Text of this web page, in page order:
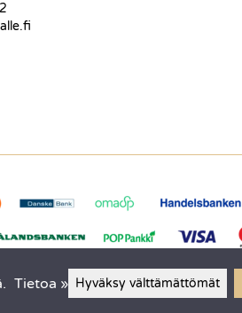
Tietoa » Hyväksy välttämättömät